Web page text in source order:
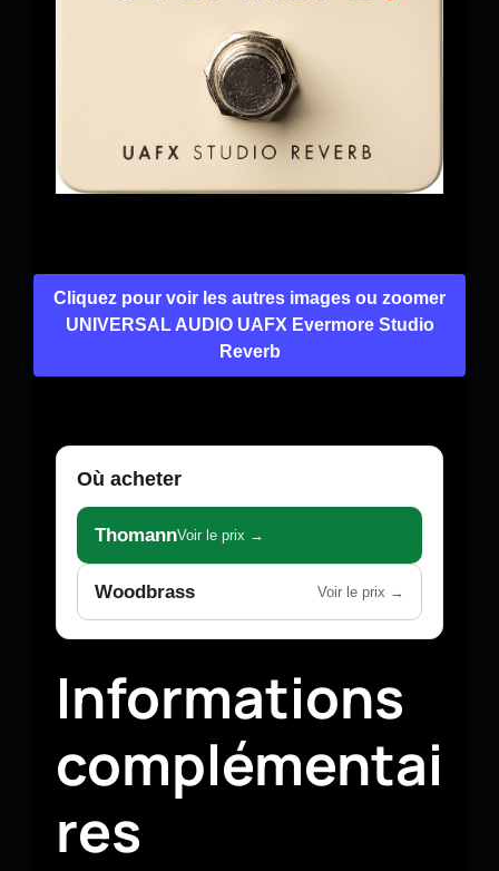
Cliquez pour voir les autres images ou zoomer
UNIVERSAL AUDIO UAFX Evermore Studio
Reverb
Où acheter
ThomannVoir le prix →
Woodbrass Voir le prix →
Informations
complémentai
res